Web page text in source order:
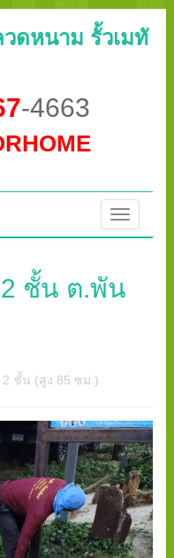
ดหนาม รั้วเมทั
-4663
Toggle
ชั้น ต.พัน
2 ชั้น (สูง 85 ซม.)